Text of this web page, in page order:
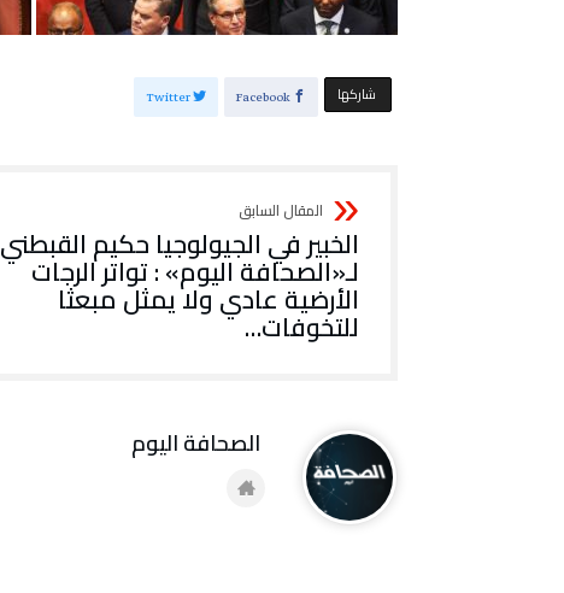
‫‫ شاركها‬ Facebook
Twitter
الخبير في الجيولوجيا حكيم القبطني
لـ«الصحافة اليوم» : تواتر الرجات
الأرضية عادي ولا يمثل مبعثا
للتخوفات…